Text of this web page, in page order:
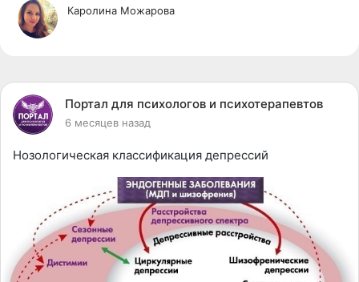
Портал для психологов и психотерапевтов
6 месяцев назад
Нозологическая классификация депрессий
Каролина Можарова